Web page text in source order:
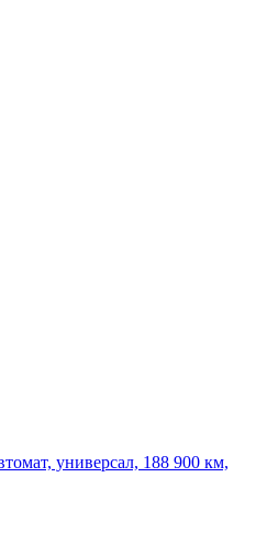
универсал, 188 900 км,